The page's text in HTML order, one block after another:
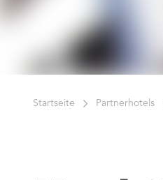
Startseite Partnerhotels